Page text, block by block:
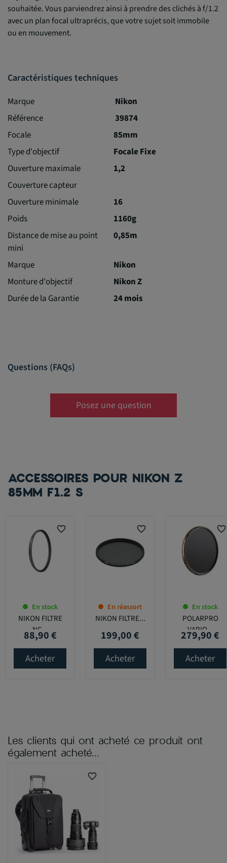
souhaitée. Vous parviendrez ainsi à prendre des clichés à f/1.2
avec un plan focal ultraprécis, que votre sujet soit immobile
ou en mouvement.
Caractéristiques techniques
Marque
Nikon
Référence
39874
Focale
85mm
Type d'objectif
Focale Fixe
Ouverture maximale
1,2
Couverture capteur
Ouverture minimale
16
Poids
1160g
Distance de mise au point
mini
0,85m
Marque
Nikon
Monture d'objectif
Nikon Z
Durée de la Garantie
24 mois
Questions (FAQs)
Posez une question
ACCESSOIRES POUR NIKON Z
85MM F1.2 S
favorite_border
En stock
NIKON FILTRE
NC...
Prix
88,90 €
Acheter
favorite_border
En réassort
NIKON FILTRE...
Prix
199,00 €
Acheter
favorite_border
En stock
POLARPRO
VARIO...
Prix
279,90 €
Acheter
Les clients qui ont acheté ce produit ont
également acheté...
favorite_border